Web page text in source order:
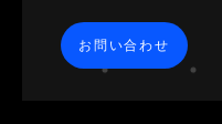
お問い合わせ